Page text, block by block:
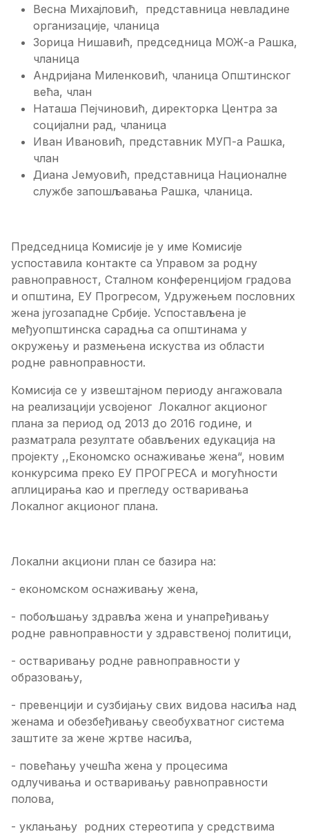
Весна Михајловић, представница невладине
организације, чланица
Зорица Нишавић, председница МОЖ-а Рашка,
чланица
Андријана Миленковић, чланица Општинског
већа, члан
Наташа Пејчиновић, директорка Центра за
социјални рад, чланица
Иван Ивановић, представник МУП-а Рашка,
члан
Диана Јемуовић, представница Националне
службе запошљавања Рашка, чланица.
Председница Комисије је у име Комисије
успоставила контакте са Управом за родну
равноправност, Сталном конференцијом градова
и општина, ЕУ Прогресом, Удружењем пословних
жена југозападне Србије. Успостављена је
међуопштинска сарадња са општинама у
окружењу и размењена искуства из области
родне равноправности.
Комисија се у извештајном периоду ангажовала
на реализацији усвојеног Локалног акционог
плана за период од 2013 до 2016 године, и
разматрала резултате обављених едукација на
пројекту ,,Економско оснаживање жена“, новим
конкурсима преко ЕУ ПРОГРЕСА и могућности
аплицирања као и прегледу остваривања
Локалног акционог плана.
Локални акциони план се базира на:
- економском оснаживању жена,
- побољшању здравља жена и унапређивању
родне равноправности у здравственој политици,
- остваривању родне равноправности у
образовању,
- превенцији и сузбијању свих видова насиља над
женама и обезбеђивању свеобухватног система
заштите за жене жртве насиља,
- повећању учешћа жена у процесима
одлучивања и остваривању равноправности
полова,
- уклањању родних стереотипа у средствима